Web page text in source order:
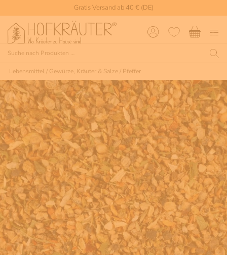
Gratis Versand ab 40 € (DE)
Lebensmittel / Gewürze, Kräuter & Salze/ Pfeffer